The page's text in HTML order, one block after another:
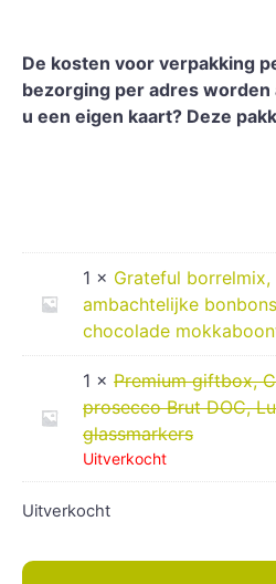
De kosten voor verpakking
bezorging per adres
u een eigen kaart? Deze
1 × Grateful borrelmix,
ambachtelijke
chocolade
1 × Premium giftbox,
prosecco Brut DOC,
glassmarkers
Uitverkocht
Uitverkocht